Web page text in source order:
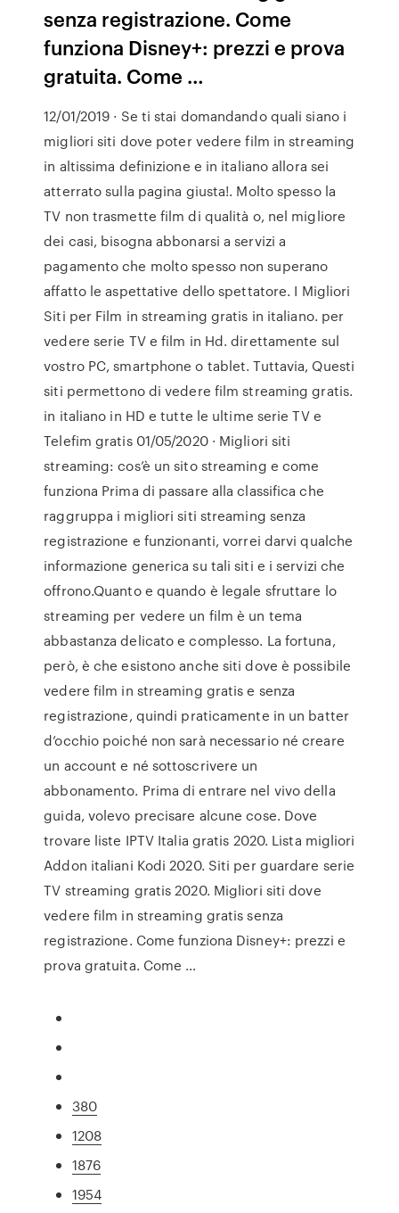
senza registrazione. Come
funziona Disney+: prezzi e prova
gratuita. Come …
12/01/2019 · Se ti stai domandando quali siano i
migliori siti dove poter vedere film in streaming
in altissima definizione e in italiano allora sei
atterrato sulla pagina giusta!. Molto spesso la
TV non trasmette film di qualità o, nel migliore
dei casi, bisogna abbonarsi a servizi a
pagamento che molto spesso non superano
affatto le aspettative dello spettatore. I Migliori
Siti per Film in streaming gratis in italiano. per
vedere serie TV e film in Hd. direttamente sul
vostro PC, smartphone o tablet. Tuttavia, Questi
siti permettono di vedere film streaming gratis.
in italiano in HD e tutte le ultime serie TV e
Telefim gratis 01/05/2020 · Migliori siti
streaming: cos’è un sito streaming e come
funziona Prima di passare alla classifica che
raggruppa i migliori siti streaming senza
registrazione e funzionanti, vorrei darvi qualche
informazione generica su tali siti e i servizi che
offrono.Quanto e quando è legale sfruttare lo
streaming per vedere un film è un tema
abbastanza delicato e complesso. La fortuna,
però, è che esistono anche siti dove è possibile
vedere film in streaming gratis e senza
registrazione, quindi praticamente in un batter
d’occhio poiché non sarà necessario né creare
un account e né sottoscrivere un
abbonamento. Prima di entrare nel vivo della
guida, volevo precisare alcune cose. Dove
trovare liste IPTV Italia gratis 2020. Lista migliori
Addon italiani Kodi 2020. Siti per guardare serie
TV streaming gratis 2020. Migliori siti dove
vedere film in streaming gratis senza
registrazione. Come funziona Disney+: prezzi e
prova gratuita. Come …
380
1208
1876
1954